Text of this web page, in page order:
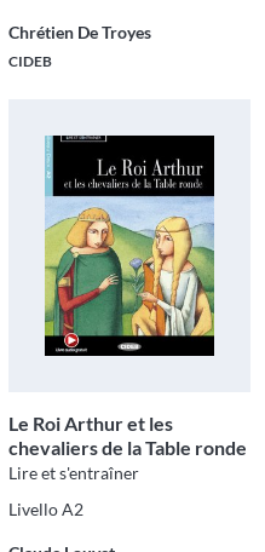
Chrétien De Troyes
CIDEB
Le Roi Arthur et les
chevaliers de la Table ronde
Lire et s'entraîner
Livello A2